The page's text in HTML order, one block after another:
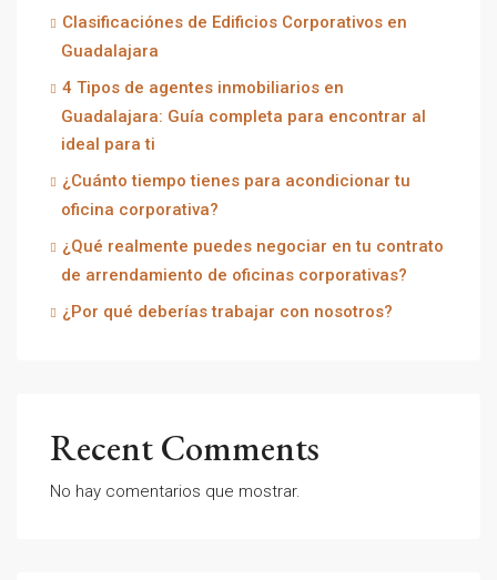
Clasificaciónes de Edificios Corporativos en
Guadalajara
4 Tipos de agentes inmobiliarios en
Guadalajara: Guía completa para encontrar al
ideal para ti
¿Cuánto tiempo tienes para acondicionar tu
oficina corporativa?
¿Qué realmente puedes negociar en tu contrato
de arrendamiento de oficinas corporativas?
¿Por qué deberías trabajar con nosotros?
Recent Comments
No hay comentarios que mostrar.